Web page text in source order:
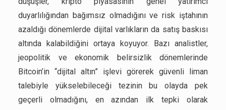
duyarlılığından bağımsız olmadığını ve risk iştahının
azaldığı dönemlerde dijital varlıkların da satış baskısı
altında kalabildiğini ortaya koyuyor. Bazı analistler,
jeopolitik ve ekonomik belirsizlik dönemlerinde
Bitcoin’in “dijital altın” işlevi görerek güvenli liman
talebiyle yükselebileceği tezinin bu olayda pek
geçerli olmadığını, en azından ilk tepki olarak